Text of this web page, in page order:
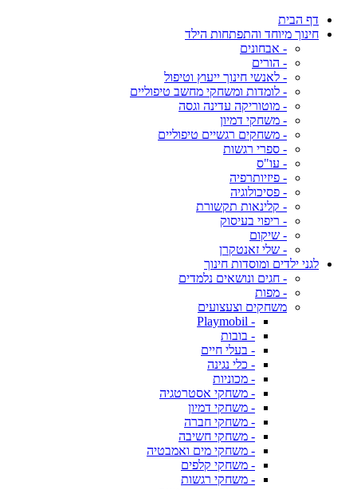
דף הבית
חינוך מיוחד והתפתחות הילד
- אבחונים
- הורים
- לאנשי חינוך ייעוץ וטיפול
- לומדות ומשחקי מחשב טיפוליים
- מוטוריקה עדינה וגסה
- משחקי דמיון
- משחקים רגשיים טיפוליים
- ספרי רגשות
- עו"ס
- פיזיותרפיה
- פסיכולוגיה
- קלינאות תקשורת
- ריפוי בעיסוק
- שיקום
- שלי זאנטקרן
לגני ילדים ומוסדות חינוך
- חגים ונושאים נלמדים
- מפות
משחקים וצעצועים
- Playmobil
- בובות
- בעלי חיים
- כלי נגינה
- מכוניות
- משחקי אסטרטגיה
- משחקי דמיון
- משחקי חברה
- משחקי חשיבה
- משחקי מים ואמבטיה
- משחקי קלפים
- משחקי רגשות